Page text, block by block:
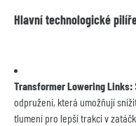
Hlavní technologické
Transformer Lowering Links:
odpružení, která umožňují
tlumení pro lepší trakci v